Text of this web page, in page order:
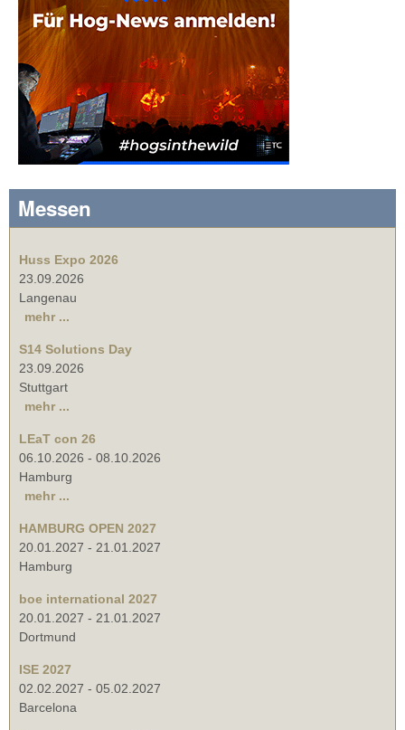
Messen
Huss Expo 2026
23.09.2026
Langenau
mehr ...
S14 Solutions Day
23.09.2026
Stuttgart
mehr ...
LEaT con 26
06.10.2026 - 08.10.2026
Hamburg
mehr ...
HAMBURG OPEN 2027
20.01.2027 - 21.01.2027
Hamburg
boe international 2027
20.01.2027 - 21.01.2027
Dortmund
ISE 2027
02.02.2027 - 05.02.2027
Barcelona